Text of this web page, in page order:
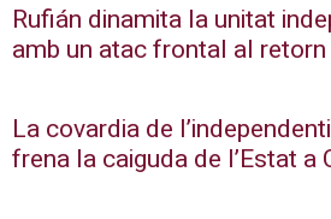
Rufián dinamita la unitat
amb un atac frontal al
La covardia de
frena la caiguda de l’Estat a